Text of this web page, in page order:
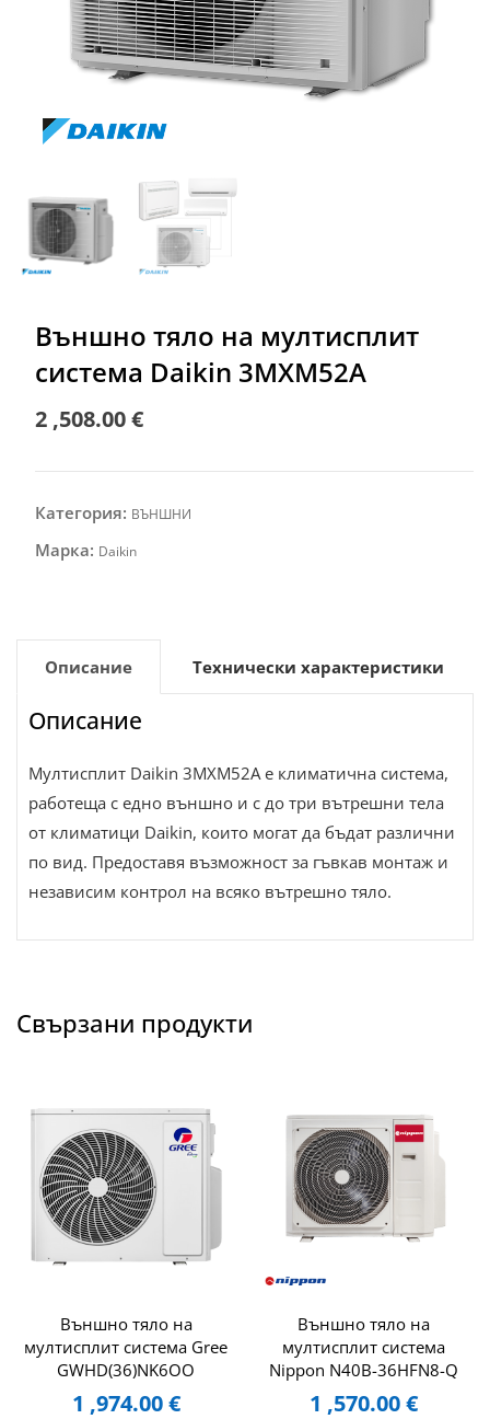
Външно тяло на мултисплит
система Daikin 3MXM52A
2 ,508.00€
Категория: ВЪНШНИ
Марка: Daikin
Описание Технически характеристики
Описание
Мултисплит Daikin 3MXM52A е климатична система,
работеща с едно външно и с до три вътрешни тела
от климатици Daikin, които могат да бъдат различни
по вид. Предоставя възможност за гъвкав монтаж и
независим контрол на всяко вътрешно тяло.
Свързани продукти
Външно тяло на
мултисплит система Gree
GWHD(36)NK6OO
1 ,974.00€
Външно тяло на
мултисплит система
Nippon N40B-36HFN8-Q
1 ,570.00€